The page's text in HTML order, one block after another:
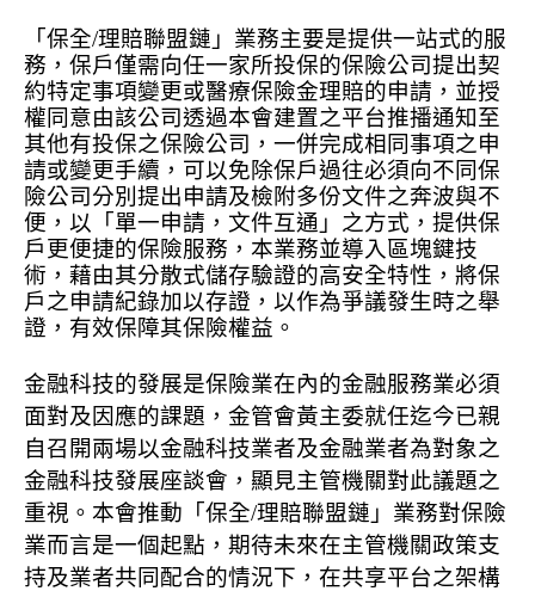
「保全/理賠聯盟鏈」業務主要是提供一站式的服
務，保戶僅需向任一家所投保的保險公司提出契
約特定事項變更或醫療保險金理賠的申請，並授
權同意由該公司透過本會建置之平台推播通知至
其他有投保之保險公司，一併完成相同事項之申
請或變更手續，可以免除保戶過往必須向不同保
險公司分別提出申請及檢附多份文件之奔波與不
便，以「單一申請，文件互通」之方式，提供保
戶更便捷的保險服務，本業務並導入區塊鍵技
術，藉由其分散式儲存驗證的高安全特性，將保
戶之申請紀錄加以存證，以作為爭議發生時之舉
證，有效保障其保險權益。
金融科技的發展是保險業在內的金融服務業必須
面對及因應的課題，金管會黃主委就任迄今已親
自召開兩場以金融科技業者及金融業者為對象之
金融科技發展座談會，顯見主管機關對此議題之
重視。本會推動「保全/理賠聯盟鏈」業務對保險
業而言是一個起點，期待未來在主管機關政策支
持及業者共同配合的情況下，在共享平台之架構